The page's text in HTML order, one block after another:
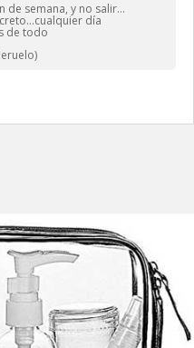
de semana, y no salir…
día
de todo